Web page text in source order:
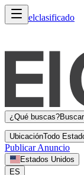
elclasificado
¿Qué buscas?
UbicaciónTodo
Publicar Anuncio
Estados Unidos
ES